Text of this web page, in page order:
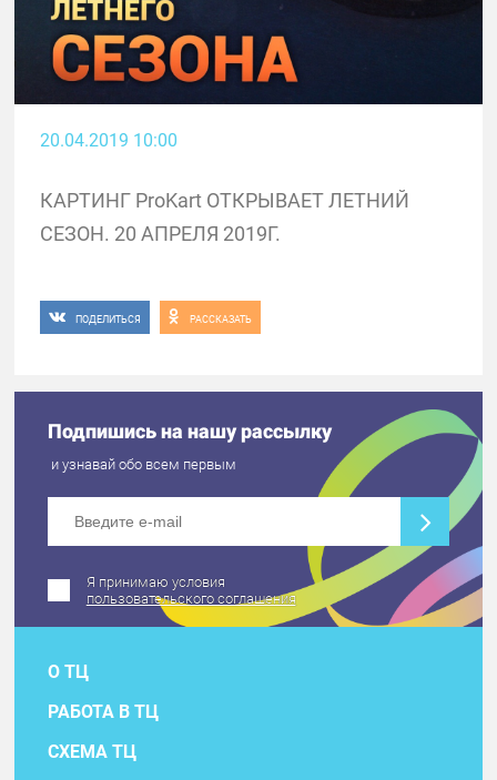
20.04.2019 10:00
КАРТИНГ ProKart ОТКРЫВАЕТ ЛЕТНИЙ
СЕЗОН. 20 АПРЕЛЯ 2019Г.
ПОДЕЛИТЬСЯ РАССКАЗАТЬ
Подпишись на нашу рассылку
и узнавай обо всем первым
Я принимаю условия
пользовательского соглашения
О ТЦ
РАБОТА В ТЦ
СХЕМА ТЦ